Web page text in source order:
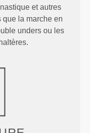
et autres
que la marche en
unders ou les